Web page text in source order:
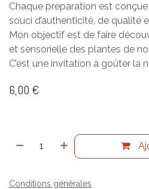
Chaque préparation est
souci d’authenticité, de qualité
Mon objectif est de faire
et sensorielle des plantes de
C’est une invitation à goûter la
6,00 €
Conditions générales